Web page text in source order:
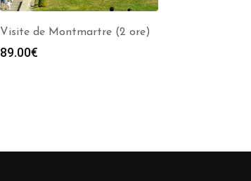
Visite de Montmartre (2 ore)
89.00€